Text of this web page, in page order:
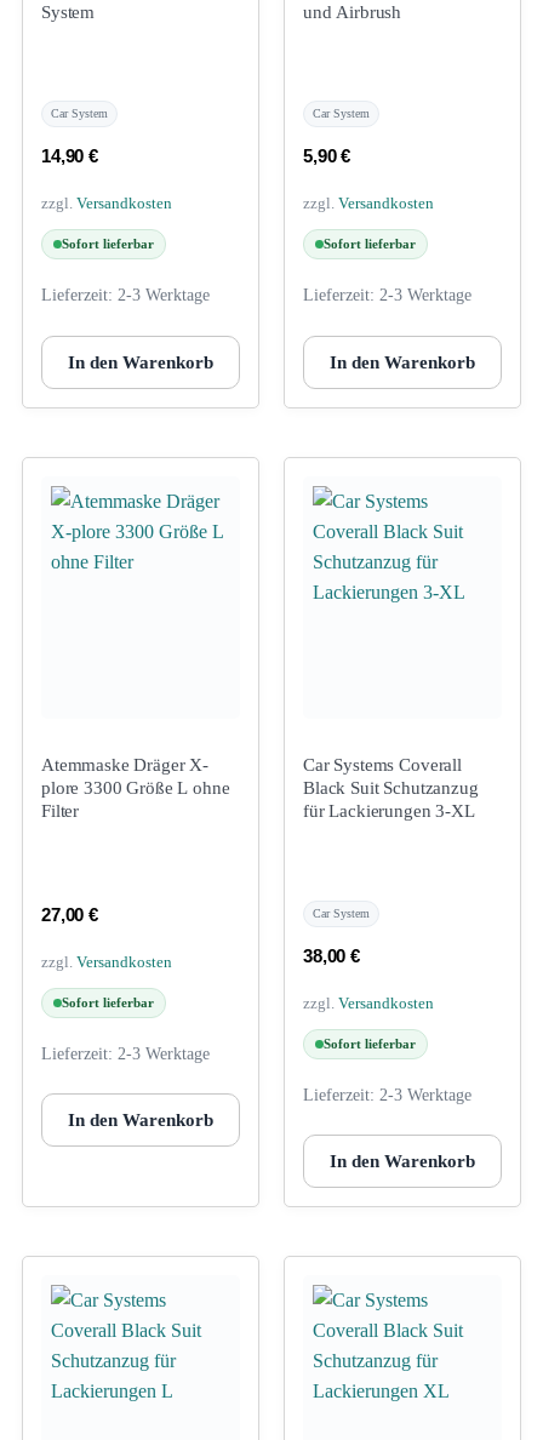
System
Car System
14,90€
zzgl. Versandkosten
Sofort lieferbar
Lieferzeit: 2-3 Werktage
In den Warenkorb
und Airbrush
Car System
5,90€
zzgl. Versandkosten
Sofort lieferbar
Lieferzeit: 2-3 Werktage
In den Warenkorb
Atemmaske Dräger X-
plore 3300 Größe L ohne
Filter
27,00€
zzgl. Versandkosten
Sofort lieferbar
Lieferzeit: 2-3 Werktage
In den Warenkorb
Car Systems Coverall
Black Suit Schutzanzug
für Lackierungen 3-XL
Car System
38,00€
zzgl. Versandkosten
Sofort lieferbar
Lieferzeit: 2-3 Werktage
In den Warenkorb